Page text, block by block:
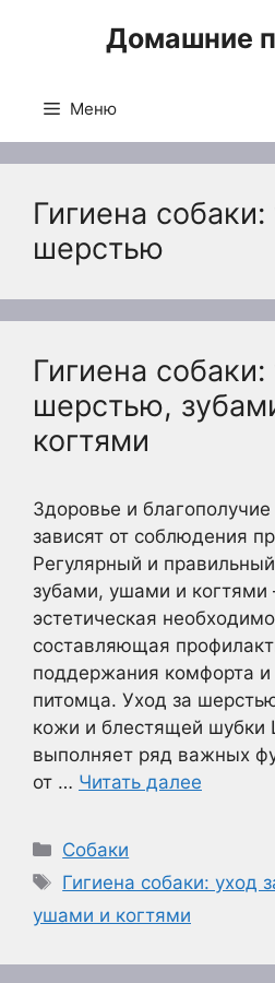
Домашние
Меню
Гигиена собаки:
шерстью
Гигиена собаки:
шерстью,
когтями
Здоровье и
зависят от соблюдения
Регулярный и
зубами, ушами и когтями
эстетическая
составляющая
поддержания комфорта
питомца. Уход за
кожи и блестящей шубки
выполняет ряд важных
от … Читать далее
Рубрики
Собаки
Метки
Гигиена собаки: уход
ушами и когтями